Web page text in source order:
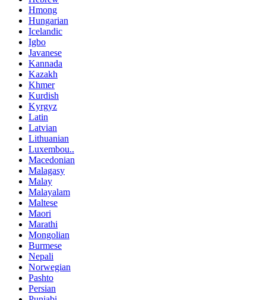
Hmong
Hungarian
Icelandic
Igbo
Javanese
Kannada
Kazakh
Khmer
Kurdish
Kyrgyz
Latin
Latvian
Lithuanian
Luxembou..
Macedonian
Malagasy
Malay
Malayalam
Maltese
Maori
Marathi
Mongolian
Burmese
Nepali
Norwegian
Pashto
Persian